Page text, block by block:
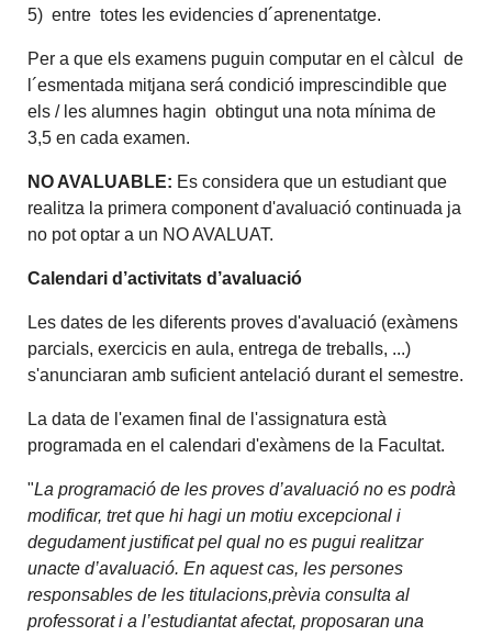
5) entre totes les evidencies d´aprenentatge.
Per a que els examens puguin computar en el càlcul de
l´esmentada mitjana será condició imprescindible que
els / les alumnes hagin obtingut una nota mínima de
3,5 en cada examen.
NO AVALUABLE: Es considera que un estudiant que
realitza la primera component d'avaluació continuada ja
no pot optar a un NO AVALUAT.
Calendari d’activitats d’avaluació
Les dates de les diferents proves d'avaluació (exàmens
parcials, exercicis en aula, entrega de treballs, ...)
s'anunciaran amb suficient antelació durant el semestre.
La data de l'examen final de l'assignatura està
programada en el calendari d'exàmens de la Facultat.
"La programació de les proves d’avaluació no es podrà
modificar, tret que hi hagi un motiu excepcional i
degudament justificat pel qual no es pugui realitzar
unacte d’avaluació. En aquest cas, les persones
responsables de les titulacions,prèvia consulta al
professorat i a l’estudiantat afectat, proposaran una